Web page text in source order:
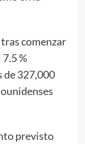
comenzar
%
de 327,000
previsto